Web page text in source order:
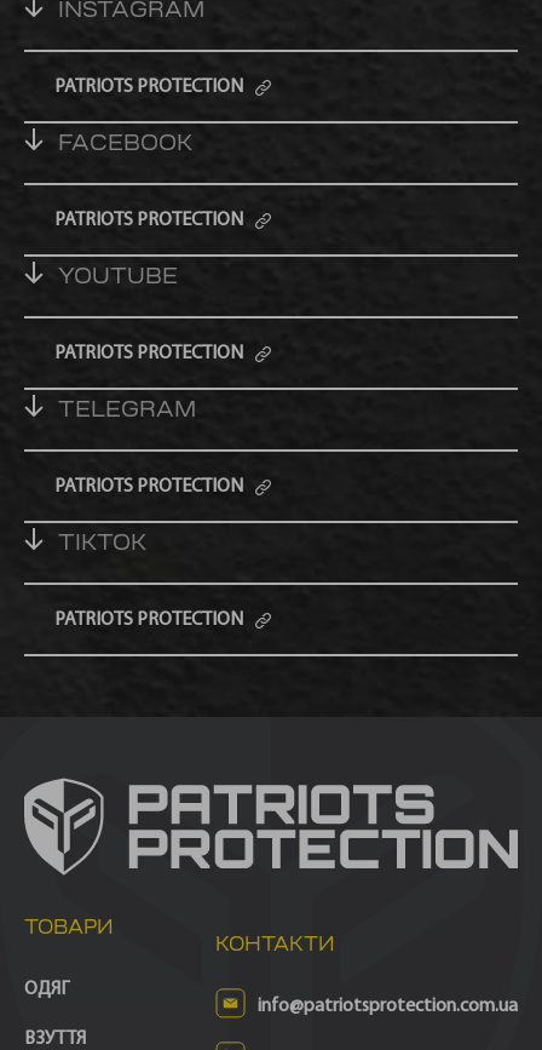
INSTAGRAM
PATRIOTS PROTECTION
FACEBOOK
PATRIOTS PROTECTION
YOUTUBE
PATRIOTS PROTECTION
TELEGRAM
PATRIOTS PROTECTION
TIKTOK
PATRIOTS PROTECTION
ТОВАРИ
ОДЯГ
ВЗУТТЯ
КОНТАКТИ
info@patriotsprotection.com.ua